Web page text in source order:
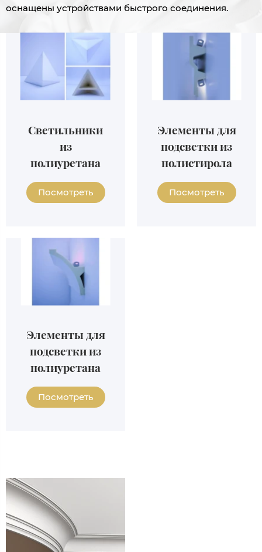
оснащены устройствами быстрого соединения.
Светильники
из
полиуретана
Посмотреть
Элементы для
подсветки из
полистирола
Посмотреть
Элементы для
подсветки из
полиуретана
Посмотреть